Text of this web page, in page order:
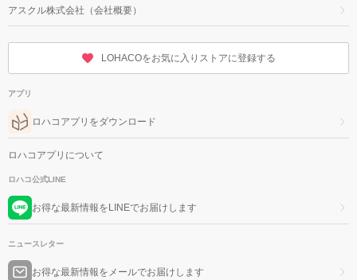
アスクル株式会社（会社概要）
LOHACOをお気に入りストアに登録する
アプリ
ロハコアプリをダウンロード
ロハコアプリについて
ロハコ公式LINE
お得な最新情報をLINEでお届けします
ニュースレター
お得な最新情報をメールでお届けします